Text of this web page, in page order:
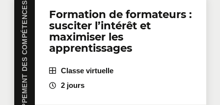
DÉVELOPPEMENT DES COMPÉTENCES
Formation de formateurs :
susciter l’intérêt et
maximiser les
apprentissages
Classe virtuelle
2 jours